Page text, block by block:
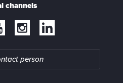
channels
person